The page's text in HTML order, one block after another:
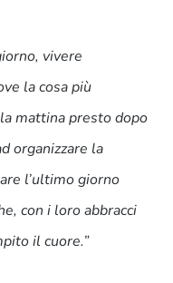
vivere
la cosa più
mattina presto dopo
organizzare la
l’ultimo giorno
con i loro abbracci
il cuore.”